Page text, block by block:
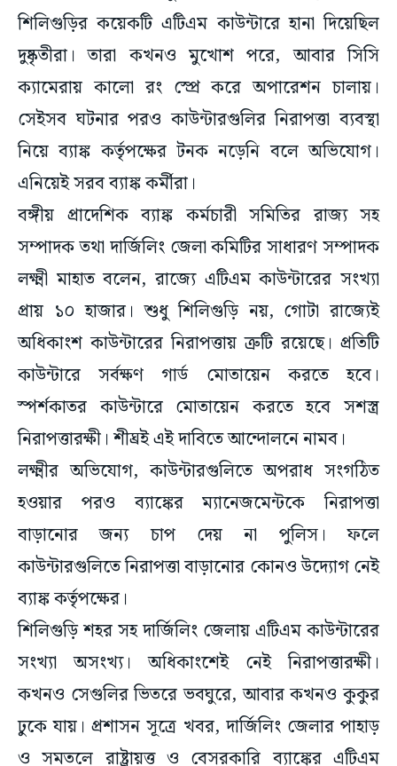
শিলিগুড়ির কয়েকটি এটিএম কাউন্টারে হানা দিয়েছিল
দুষ্কৃতীরা। তারা কখনও মুখোশ পরে, আবার সিসি
ক্যামেরায় কালো রং স্প্রে করে অপারেশন চালায়।
সেইসব ঘটনার পরও কাউন্টারগুলির নিরাপত্তা ব্যবস্থা
নিয়ে ব্যাঙ্ক কর্তৃপক্ষের টনক নড়েনি বলে অভিযোগ।
এনিয়েই সরব ব্যাঙ্ক কর্মীরা।
বঙ্গীয় প্রাদেশিক ব্যাঙ্ক কর্মচারী সমিতির রাজ্য সহ
সম্পাদক তথা দার্জিলিং জেলা কমিটির সাধারণ সম্পাদক
লক্ষ্মী মাহাত বলেন, রাজ্যে এটিএম কাউন্টারের সংখ্যা
প্রায় ১০ হাজার। শুধু শিলিগুড়ি নয়, গোটা রাজ্যেই
অধিকাংশ কাউন্টারের নিরাপত্তায় ত্রুটি রয়েছে। প্রতিটি
কাউন্টারে সর্বক্ষণ গার্ড মোতায়েন করতে হবে।
স্পর্শকাতর কাউন্টারে মোতায়েন করতে হবে সশস্ত্র
নিরাপত্তারক্ষী। শীঘ্রই এই দাবিতে আন্দোলনে নামব।
লক্ষ্মীর অভিযোগ, কাউন্টারগুলিতে অপরাধ সংগঠিত
হওয়ার পরও ব্যাঙ্কের ম্যানেজমেন্টকে নিরাপত্তা
বাড়ানোর জন্য চাপ দেয় না পুলিস। ফলে
কাউন্টারগুলিতে নিরাপত্তা বাড়ানোর কোনও উদ্যোগ নেই
ব্যাঙ্ক কর্তৃপক্ষের।
শিলিগুড়ি শহর সহ দার্জিলিং জেলায় এটিএম কাউন্টারের
সংখ্যা অসংখ্য। অধিকাংশেই নেই নিরাপত্তারক্ষী।
কখনও সেগুলির ভিতরে ভবঘুরে, আবার কখনও কুকুর
ঢুকে যায়। প্রশাসন সূত্রে খবর, দার্জিলিং জেলার পাহাড়
ও সমতলে রাষ্ট্রায়ত্ত ও বেসরকারি ব্যাঙ্কের এটিএম